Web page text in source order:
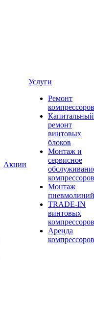
Акции
Услуги
Ремонт
компрессоров
Капитальный
ремонт
винтовых
блоков
Монтаж и
сервисное
компрессоров
Монтаж
пневмолиний
TRADE-IN
винтовых
компрессоров
Аренда
компрессоров